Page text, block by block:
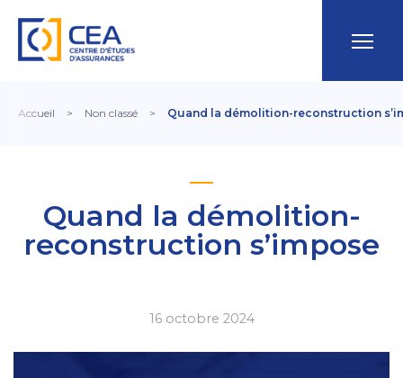
Accueil > Non classé > Quand la démolition-reconstruction
Quand la démolition-
reconstruction s’impose
16 octobre 2024